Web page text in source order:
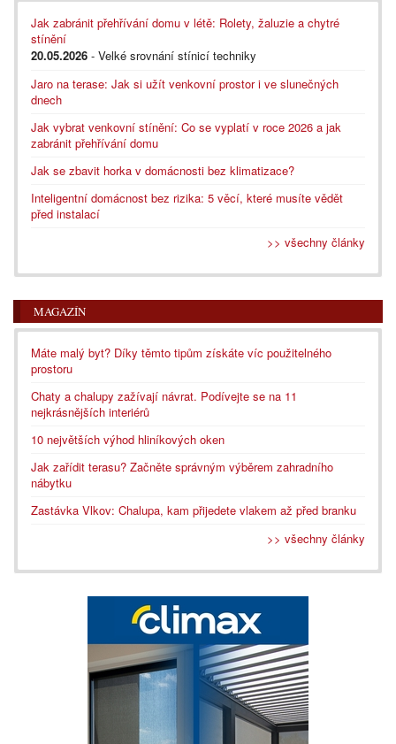
Jak zabránit přehřívání domu v létě: Rolety, žaluzie a chytré
stínění
20.05.2026 - Velké srovnání stínicí techniky
Jaro na terase: Jak si užít venkovní prostor i ve slunečných
dnech
Jak vybrat venkovní stínění: Co se vyplatí v roce 2026 a jak
zabránit přehřívání domu
Jak se zbavit horka v domácnosti bez klimatizace?
Inteligentní domácnost bez rizika: 5 věcí, které musíte vědět
před instalací
>> všechny články
MAGAZÍN
Máte malý byt? Díky těmto tipům získáte víc použitelného
prostoru
Chaty a chalupy zažívají návrat. Podívejte se na 11
nejkrásnějších interiérů
10 největších výhod hliníkových oken
Jak zařídit terasu? Začněte správným výběrem zahradního
nábytku
Zastávka Vlkov: Chalupa, kam přijedete vlakem až před branku
>> všechny články